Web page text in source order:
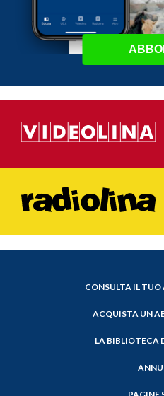
CONSULTA IL
ACQUISTA UN
LA BIBLIOTECA